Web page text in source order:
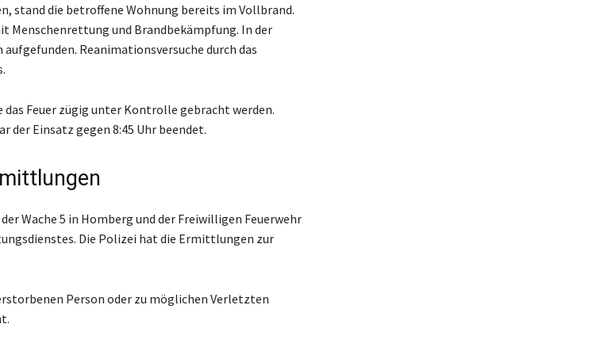
stand die betroffene Wohnung bereits im Vollbrand.
Menschenrettung und Brandbekämpfung. In der
Reanimationsversuche durch das
Feuer zügig unter Kontrolle gebracht werden.
der Einsatz gegen 8:45 Uhr beendet.
Wache 5 in Homberg und der Freiwilligen Feuerwehr
Die Polizei hat die Ermittlungen zur
Person oder zu möglichen Verletzten